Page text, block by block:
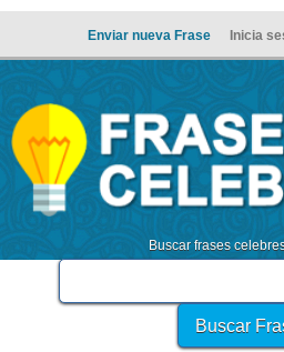
Enviar nueva Frase Inicia
Buscar frases